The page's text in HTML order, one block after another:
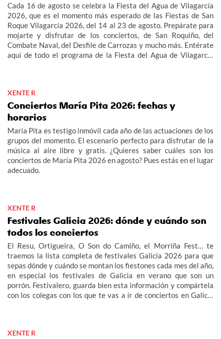
Cada 16 de agosto se celebra la Fiesta del Agua de Vilagarcía
2026, que es el momento más esperado de las Fiestas de San
Roque Vilagarcía 2026, del 14 al 23 de agosto. Prepárate para
mojarte y disfrutar de los conciertos, de San Roquiño, del
Combate Naval, del Desfile de Carrozas y mucho más. Entérate
aquí de todo el programa de la Fiesta del Agua de Vilagarcía
XENTE R
Conciertos María Pita 2026: fechas y
horarios
María Pita es testigo inmóvil cada año de las actuaciones de los
grupos del momento. El escenario perfecto para disfrutar de la
música al aire libre y gratis. ¿Quieres saber cuáles son los
conciertos de María Pita 2026 en agosto? Pues estás en el lugar
adecuado.
XENTE R
Festivales Galicia 2026: dónde y cuándo son
todos los conciertos
El Resu, Ortigueira, O Son do Camiño, el Morriña Fest… te
traemos la lista completa de festivales Galicia 2026 para que
sepas dónde y cuándo se montan los fiestones cada mes del año,
en especial los festivales de Galicia en verano que son un
porrón. Festivalero, guarda bien esta información y compártela
con los colegas con los que te vas a ir de conciertos en Galicia
XENTE R